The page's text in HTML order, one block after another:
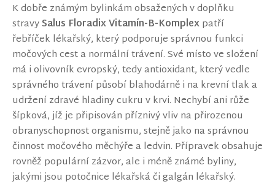
K dobře známým bylinkám obsažených v doplňku
stravySalus Floradix Vitamín-B-Komplexpatří
řebříček lékařský, který podporuje správnou funkci
močových cest a normální trávení. Své místo ve složení
má i olivovník evropský, tedy antioxidant, který vedle
správného trávení působí blahodárně i na krevní tlak a
udržení zdravé hladiny cukru v krvi. Nechybí ani růže
šípková, jíž je připisován příznivý vliv na přirozenou
obranyschopnost organismu, stejně jako na správnou
činnost močového měchýře a ledvin. Přípravek obsahuje
rovněž populární zázvor, ale i méně známé byliny,
jakými jsou potočnice lékařská či galgán lékařský.